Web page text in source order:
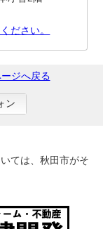
ださい。
ージへ戻る
ン
ては、秋田市がそ